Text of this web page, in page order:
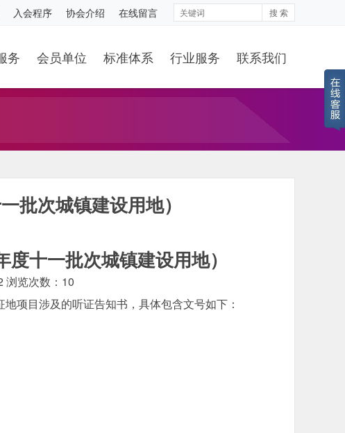
入会程序 协会介绍 在线留言 搜 索
务 会员单位 标准体系 行业服务 联系我们
批次城镇建设用地）
十一批次城镇建设用地）
览次数： 10
目涉及的听证告知书，具体包含文号如下：